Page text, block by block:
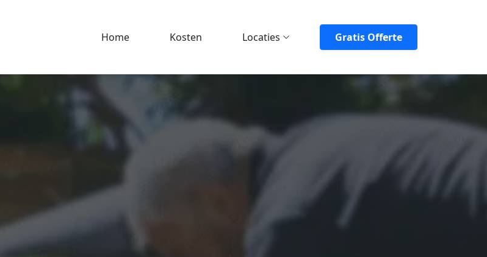
Home Kosten Locaties Gratis Offerte